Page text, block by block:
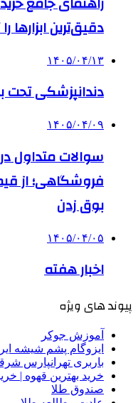
دقیق‌ترین ابزارها
۱۴۰۵/۰۴/۱۳
دندانپزشکی
۱۴۰۵/۰۴/۰۹
سوالات متداول
فروشگاهی؛ از
بوق زدن
۱۴۰۵/۰۴/۰۵
اخبار هفته
پیوند های ویژه
آموزش جوکر
ایزوگام پشم شیشه
باربری تهرانپارس
خرید بهترین قهوه |
صندوق طلا